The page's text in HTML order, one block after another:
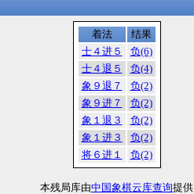
着法
结果
士４进５
负(6)
士４退５
负(4)
象９退７
负(2)
象９进７
负(2)
象１退３
负(2)
象１进３
负(2)
将６进１
负(2)
本残局库由中国象棋云库查询提供